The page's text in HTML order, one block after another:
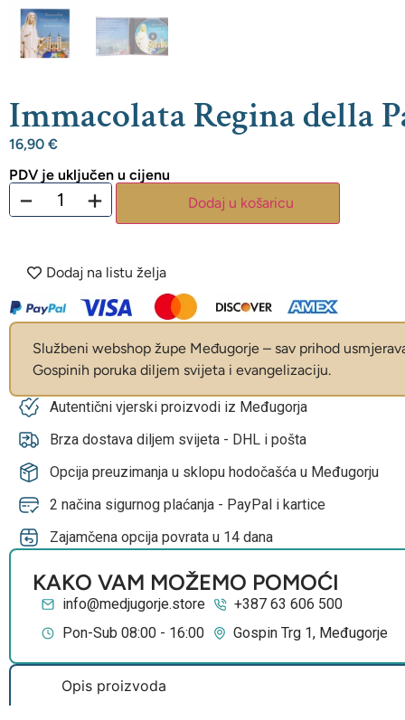
Immacolata Regina della
16,90 €
PDV je uključen u cijenu
− + Dodaj u košaricu
Dodaj na listu želja
Službeni webshop župe Međugorje – sav prihod
Gospinih poruka diljem svijeta i evangelizaciju.
Autentični vjerski proizvodi iz Međugorja
Brza dostava diljem svijeta - DHL i pošta
Opcija preuzimanja u sklopu hodočašća u Međugorju
2 načina sigurnog plaćanja - PayPal i kartice
Zajamčena opcija povrata u 14 dana
KAKO VAM MOŽEMO POMOĆI
info@medjugorje.store
+387 63 606 500
Pon-Sub 08:00 - 16:00
Gospin Trg 1, Međugorje
Opis proizvoda